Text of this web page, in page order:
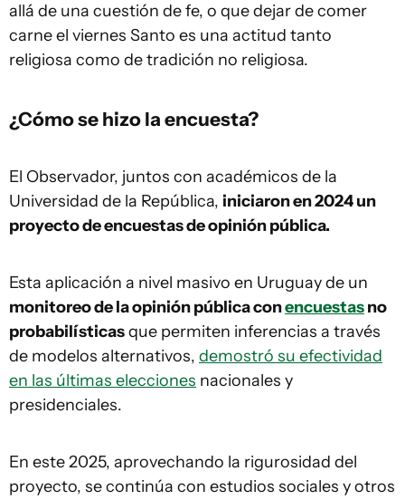
allá de una cuestión de fe, o que dejar de comer
carne el viernes Santo es una actitud tanto
religiosa como de tradición no religiosa.
¿Cómo se hizo la encuesta?
El Observador, juntos con académicos de la
Universidad de la República, iniciaron en 2024 un
proyecto de encuestas de opinión pública.
Esta aplicación a nivel masivo en Uruguay de un
monitoreo de la opinión pública conencuestasno
probabilísticasque permiten inferencias a través
de modelos alternativos, demostró su efectividad
en las últimas elecciones nacionales y
presidenciales.
En este 2025, aprovechando la rigurosidad del
proyecto, se continúa con estudios sociales y otros